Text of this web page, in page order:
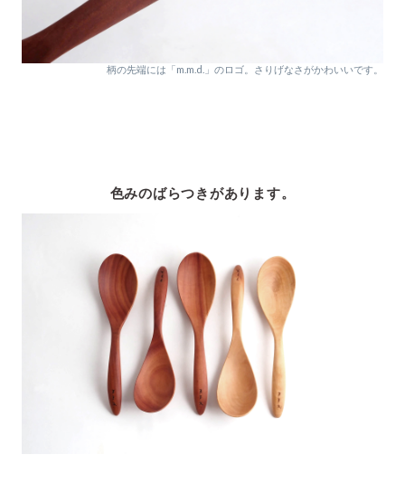
柄の先端には「m.m.d.」のロゴ。さりげなさがかわいいです。
色みのばらつきがあります。